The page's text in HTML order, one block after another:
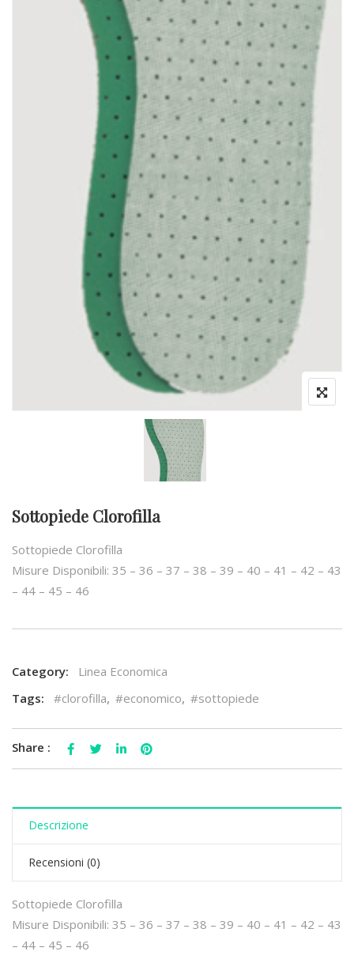
Sottopiede Clorofilla
Sottopiede Clorofilla
Misure Disponibili: 35 – 36 – 37 – 38 – 39 – 40 – 41 – 42 – 43
– 44 – 45 – 46
Category:
Linea Economica
Tags:
#clorofilla, #economico, #sottopiede
Share :
Descrizione
Recensioni (0)
Sottopiede Clorofilla
Misure Disponibili: 35 – 36 – 37 – 38 – 39 – 40 – 41 – 42 – 43
– 44 – 45 – 46